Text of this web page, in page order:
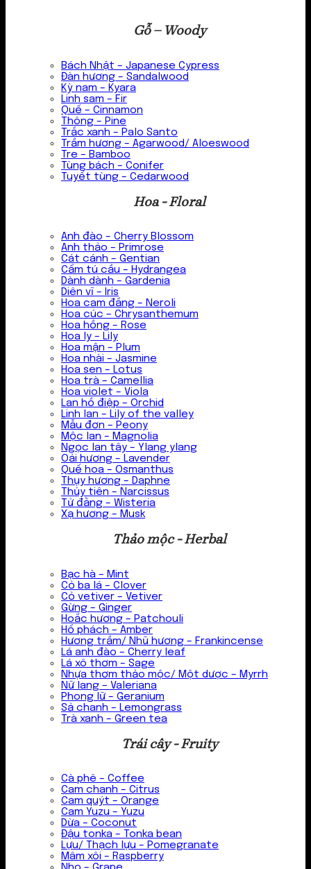
Gỗ – Woody
Bách Nhật – Japanese Cypress
Đàn hương – Sandalwood
Kỳ nam – Kyara
Linh sam – Fir
Quế – Cinnamon
Thông – Pine
Trắc xanh – Palo Santo
Trầm hương – Agarwood/ Aloeswood
Tre – Bamboo
Tùng bách – Conifer
Tuyết tùng – Cedarwood
Hoa - Floral
Anh đào – Cherry Blossom
Anh thảo – Primrose
Cát cánh – Gentian
Cẩm tú cầu – Hydrangea
Dành dành – Gardenia
Diên vĩ – Iris
Hoa cam đắng – Neroli
Hoa cúc – Chrysanthemum
Hoa hồng – Rose
Hoa ly – Lily
Hoa mận – Plum
Hoa nhài – Jasmine
Hoa sen – Lotus
Hoa trà – Camellia
Hoa violet – Viola
Lan hồ điệp – Orchid
Linh lan – Lily of the valley
Mẫu đơn – Peony
Mộc lan – Magnolia
Ngọc lan tây – Ylang ylang
Oải hương – Lavender
Quế hoa – Osmanthus
Thụy hương – Daphne
Thủy tiên – Narcissus
Tử đằng – Wisteria
Xạ hương – Musk
Thảo mộc - Herbal
Bạc hà – Mint
Cỏ ba lá – Clover
Cỏ vetiver – Vetiver
Gừng – Ginger
Hoắc hương – Patchouli
Hổ phách – Amber
Hương trầm/ Nhũ hương – Frankincense
Lá anh đào – Cherry leaf
Lá xô thơm – Sage
Nhựa thơm thảo mộc/ Một dược – Myrrh
Nữ lang – Valeriana
Phong lữ – Geranium
Sả chanh – Lemongrass
Trà xanh – Green tea
Trái cây - Fruity
Cà phê – Coffee
Cam chanh – Citrus
Cam quýt – Orange
Cam Yuzu – Yuzu
Dừa – Coconut
Đậu tonka – Tonka bean
Lựu/ Thạch lựu – Pomegranate
Mâm xôi – Raspberry